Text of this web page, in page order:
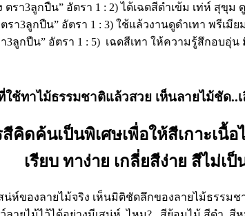
า3ลูกปืน” อัตรา 1 : 2) ได้เฉดสีดำเข้ม เท่ห์ สุขุม
า3ลูกปืน” อัตรา 1 : 3) ใช้แล้วงานดูดำเทา พรีเมี
ลูกปืน” อัตรา 1 : 5) เฉดสีเทา ให้ความรู้สึกอบอุ่น
ใช้ทาไม้ธรรมชาติแล้วสวย เห็นลายไม้ชัด..เ
คิดค้นเป็นพิเศษเพื่อให้สีเกาะเนื้
เรียบ ทาง่าย เกลี่ยสีง่าย สีไม่เป็